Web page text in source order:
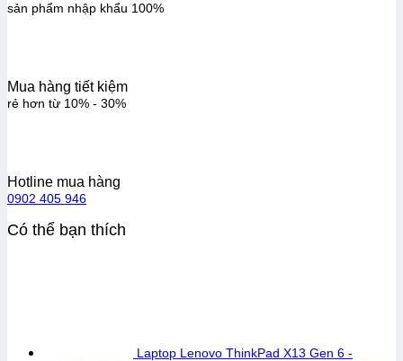
sản phẩm nhập khẩu 100%
Mua hàng tiết kiệm
rẻ hơn từ 10% - 30%
Hotline mua hàng
0902 405 946
Có thể bạn thích
Laptop Lenovo ThinkPad X13 Gen 6 -